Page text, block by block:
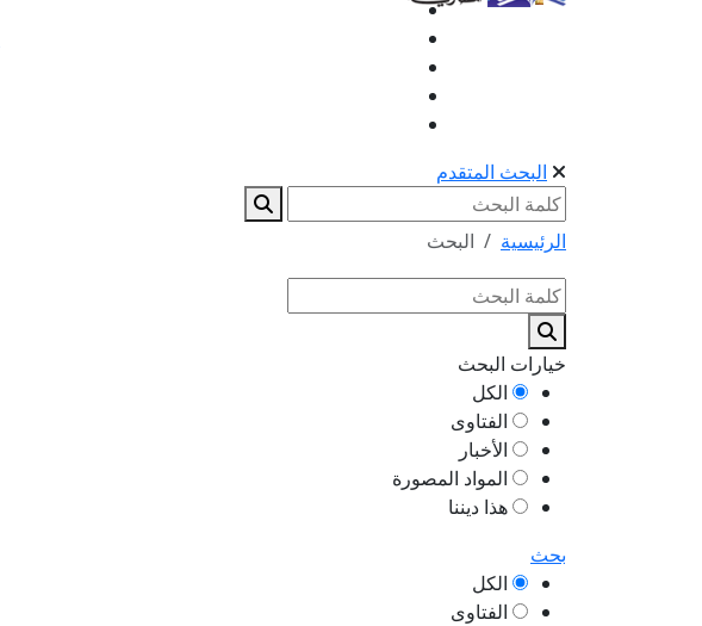
البحث المتقدم
الرئيسية البحث
خيارات البحث
الكل
الفتاوى
الأخبار
المواد المصورة
هذا ديننا
بحث
الكل
الفتاوى